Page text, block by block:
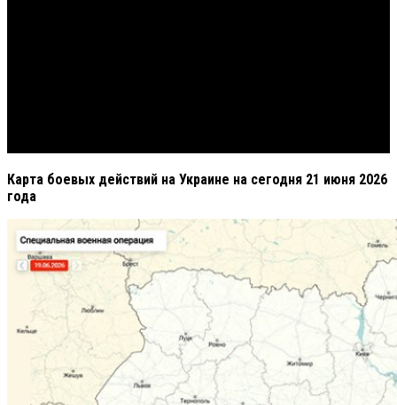
Карта боевых действий на Украине на сегодня 21 июня 2026
года